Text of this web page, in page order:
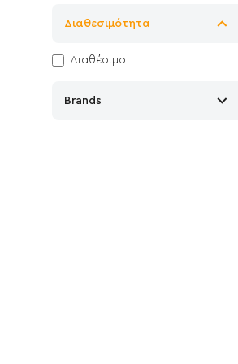
Διαθεσιμότητα
Διαθέσιμο
Brands